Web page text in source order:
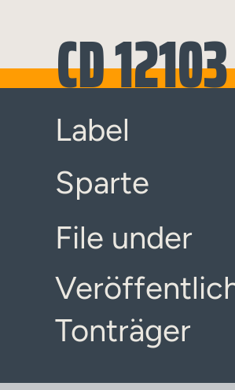
CD 12103
Label
Sparte
File under
Tonträger